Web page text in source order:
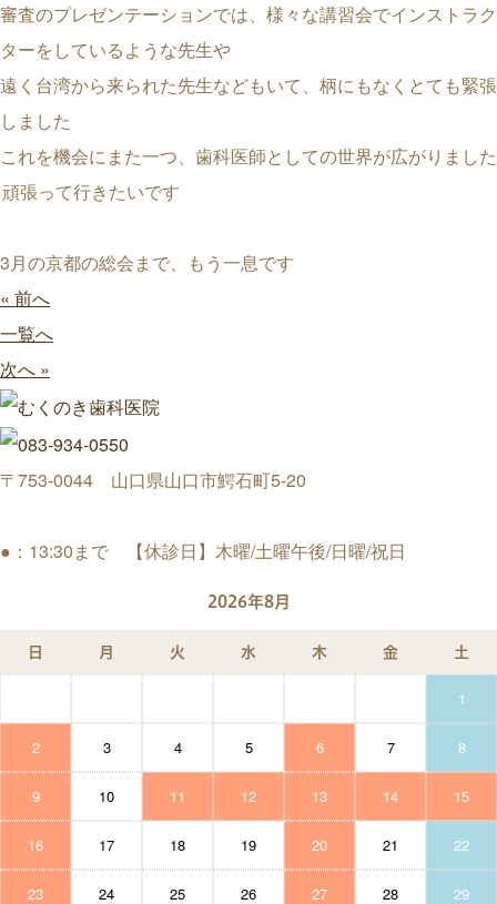
審査のプレゼンテーションでは、様々な講習会でインストラク
ターをしているような先生や
遠く台湾から来られた先生などもいて、柄にもなくとても緊張
しました
これを機会にまた一つ、歯科医師としての世界が広がりました
頑張って行きたいです
3月の京都の総会まで、もう一息です
« 前へ
一覧へ
次へ »
〒753-0044 山口県山口市鰐石町5-20
●：13:30まで 【休診日】木曜/土曜午後/日曜/祝日
2026年8月
日 月 火 水 木 金 土
1
2 3 4 5 6 7 8
9 10 11 12 13 14 15
16 17 18 19 20 21 22
23 24 25 26 27 28 29